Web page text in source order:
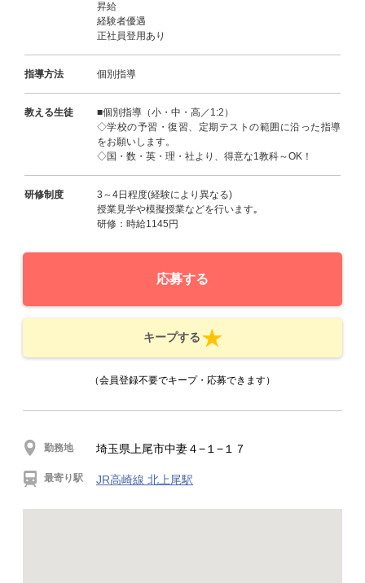
昇給
経験者優遇
正社員登用あり
指導方法 個別指導
教える生徒
■個別指導（小・中・高／1:2）
◇学校の予習・復習、定期テストの範囲に沿った指導
をお願いします。
◇国・数・英・理・社より、得意な1教科～OK！
研修制度
3～4日程度(経験により異なる)
授業見学や模擬授業などを行います｡
研修：時給1145円
応募する
キープする
（会員登録不要でキープ・応募できます）
勤務地 埼玉県上尾市中妻４−１−１７
最寄り駅 JR高崎線 北上尾駅